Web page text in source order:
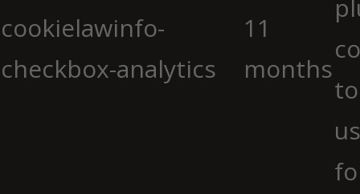
cookielawinfo-
checkbox-analytics
11
months